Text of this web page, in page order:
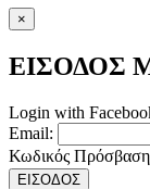
×
ΕΙΣΟΔΟΣ
Login with
Email:
Κωδικός
ΕΙΣΟΔΟΣ